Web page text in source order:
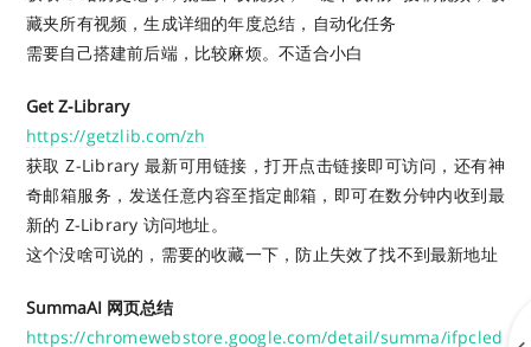
藏夹所有视频，生成详细的年度总结，自动化任务
需要自己搭建前后端，比较麻烦。不适合小白
Get Z-Library
https://getzlib.com/zh
获取 Z-Library 最新可用链接，打开点击链接即可访问，还有神
奇邮箱服务，发送任意内容至指定邮箱，即可在数分钟内收到最
新的 Z-Library 访问地址。
这个没啥可说的，需要的收藏一下，防止失效了找不到最新地址
SummaAI 网页总结
https://chromewebstore.google.com/detail/summa/ifpcled